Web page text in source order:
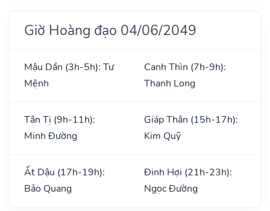
Giờ Hoàng đạo 04/06/2049
Mậu Dần (3h-5h): Tư
Mệnh
Canh Thìn (7h-9h):
Thanh Long
Tân Tị (9h-11h):
Minh Đường
Giáp Thân (15h-17h):
Kim Quỹ
Ất Dậu (17h-19h):
Bảo Quang
Đinh Hợi (21h-23h):
Ngọc Đường